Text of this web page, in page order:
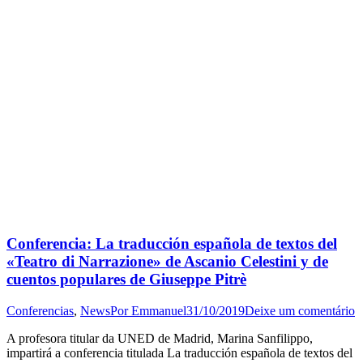
Conferencia: La traducción española de textos del
«Teatro di Narrazione» de Ascanio Celestini y de
cuentos populares de Giuseppe Pitrè
Conferencias, NewsPorEmmanuel31/10/2019Deixe um comentário
A profesora titular da UNED de Madrid, Marina Sanfilippo,
impartirá a conferencia titulada La traducción española de textos del